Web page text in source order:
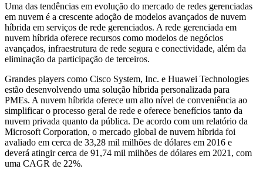
Uma das tendências em evolução do mercado de redes gerenciadas
em nuvem é a crescente adoção de modelos avançados de nuvem
híbrida em serviços de rede gerenciados. A rede gerenciada em
nuvem híbrida oferece recursos como modelos de negócios
avançados, infraestrutura de rede segura e conectividade, além da
eliminação da participação de terceiros.
Grandes players como Cisco System, Inc. e Huawei Technologies
estão desenvolvendo uma solução híbrida personalizada para
PMEs. A nuvem híbrida oferece um alto nível de conveniência ao
simplificar o processo geral de rede e oferece benefícios tanto da
nuvem privada quanto da pública. De acordo com um relatório da
Microsoft Corporation, o mercado global de nuvem híbrida foi
avaliado em cerca de 33,28 mil milhões de dólares em 2016 e
deverá atingir cerca de 91,74 mil milhões de dólares em 2021, com
uma CAGR de 22%.